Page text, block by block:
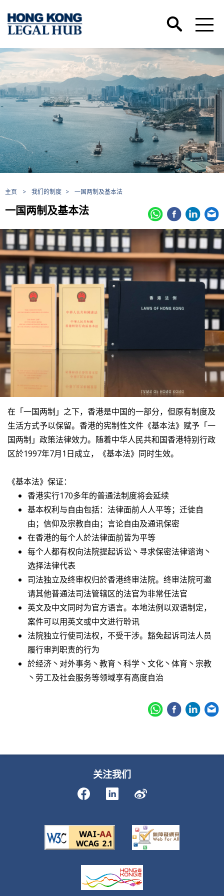
主页 > 我们的制度 > 一国两制及基本法
一国两制及基本法
在「一国两制」之下，香港是中国的一部分，但原有制度及
生活方式予以保留。香港的宪制性文件《基本法》赋予「一
国两制」政策法律效力。随着中华人民共和国香港特别行政
区於1997年7月1日成立，《基本法》同时生效。
《基本法》保证：
香港实行170多年的普通法制度将会延续
基本权利与自由包括：法律面前人人平等；迁徙自
由；信仰及宗教自由；言论自由及通讯保密
在香港的每个人於法律面前皆为平等
每个人都有权向法院提起诉讼丶寻求保密法律谘询丶
选择法律代表
司法独立及终审权归於香港终审法院。终审法院可邀
请其他普通法司法管辖区的法官为非常任法官
英文及中文同时为官方语言。本地法例以双语制定，
案件可以用英文或中文进行聆讯
法院独立行使司法权，不受干涉。豁免起诉司法人员
履行审判职责的行为
於经济丶对外事务丶教育丶科学丶文化丶体育丶宗教
丶劳工及社会服务等领域享有高度自治
关注我们